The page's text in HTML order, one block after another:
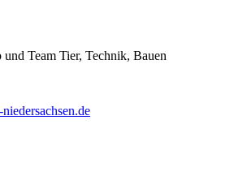
Team Tier, Technik, Bauen